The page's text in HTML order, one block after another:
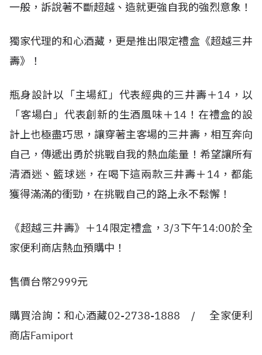
一般，訴說著不斷超越、造就更強自我的強烈意象！
獨家代理的和心酒藏，更是推出限定禮盒《超越三井
壽》！
瓶身設計以「主場紅」代表經典的三井壽＋14，以
「客場白」代表創新的生酒風味＋14！在禮盒的設
計上也極盡巧思，讓穿著主客場的三井壽，相互奔向
自己，傳遞出勇於挑戰自我的熱血能量！希望讓所有
清酒迷、籃球迷，在喝下這兩款三井壽＋14，都能
獲得滿滿的衝勁，在挑戰自己的路上永不鬆懈！
《超越三井壽》＋14限定禮盒，3/3下午14:00於全
家便利商店熱血預購中！
售價台幣2999元
購買洽詢：和心酒藏02-2738-1888 / 全家便利
商店Famiport